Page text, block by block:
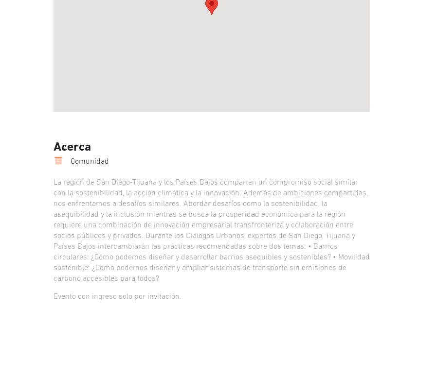
Acerca
Comunidad
La región de San Diego-Tijuana y los Países Bajos comparten un compromiso social similar
con la sostenibilidad, la acción climática y la innovación. Además de ambiciones compartidas,
nos enfrentamos a desafíos similares. Abordar desafíos como la sostenibilidad, la
asequibilidad y la inclusión mientras se busca la prosperidad económica para la región
requiere una combinación de innovación empresarial transfronteriza y colaboración entre
socios públicos y privados. Durante los Diálogos Urbanos, expertos de San Diego, Tijuana y
Países Bajos intercambiarán las prácticas recomendadas sobre dos temas: • Barrios
circulares: ¿Cómo podemos diseñar y desarrollar barrios asequibles y sostenibles? • Movilidad
sostenible: ¿Cómo podemos diseñar y ampliar sistemas de transporte sin emisiones de
carbono accesibles para todos?
Evento con ingreso solo por invitación.